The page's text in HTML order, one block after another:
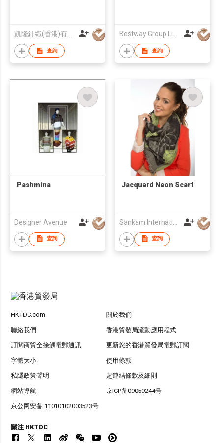
凱隆針織(香港)有限公司
查詢
Bestway Group Limited
查詢
Pashmina
Designer Avenue
查詢
Jacquard Neon Scarf
查詢
HKTDC.com 關於我們
聯絡我們 香港貿發局流動應用程式
訂閱商貿全接觸電郵通訊 更新您的香港貿發局電郵訂閱
字體大小 使用條款
私隱政策聲明 超連結條款及細則
網站導航 京ICP备09059244号
京公网安备 11010102003523号
關注 HKTDC